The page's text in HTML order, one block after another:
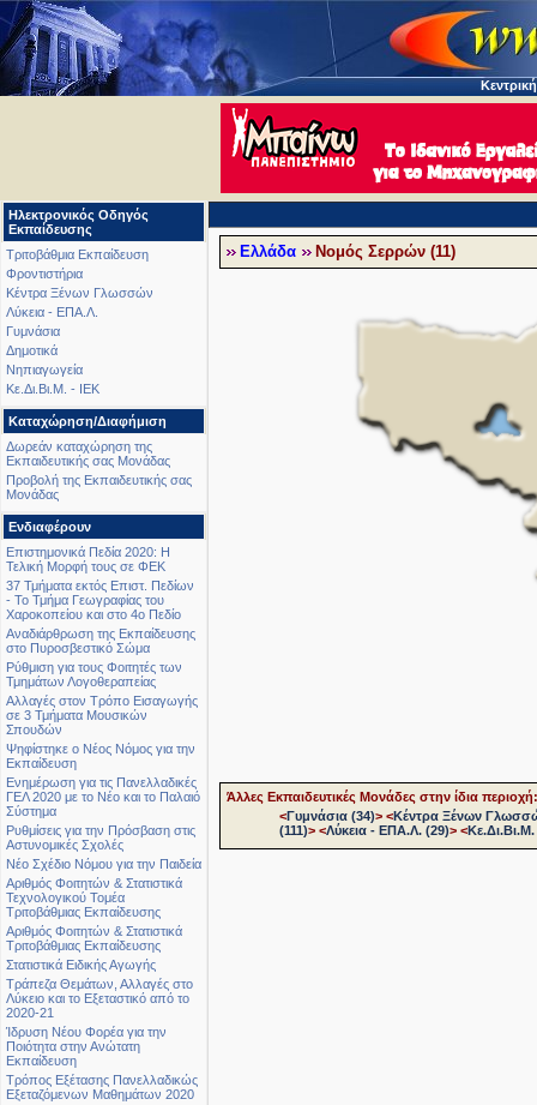
Ηλεκτρονικός Οδηγός
Εκπαίδευσης
Τριτοβάθμια Εκπαίδευση
Φροντιστήρια
Κέντρα Ξένων Γλωσσών
Λύκεια - ΕΠΑ.Λ.
Γυμνάσια
Δημοτικά
Νηπιαγωγεία
Κε.Δι.Βι.Μ. - ΙΕΚ
Καταχώρηση/Διαφήμιση
Δωρεάν καταχώρηση της
Εκπαιδευτικής σας Μονάδας
Προβολή της Εκπαιδευτικής σας
Μονάδας
Ενδιαφέρουν
Επιστημονικά Πεδία 2020: Η
Τελική Μορφή τους σε ΦΕΚ
37 Τμήματα εκτός Επιστ. Πεδίων
- Το Τμήμα Γεωγραφίας του
Χαροκοπείου και στο 4ο Πεδίο
Αναδιάρθρωση της Εκπαίδευσης
στο Πυροσβεστικό Σώμα
Ρύθμιση για τους Φοιτητές των
Τμημάτων Λογοθεραπείας
Αλλαγές στον Τρόπο Εισαγωγής
σε 3 Τμήματα Μουσικών
Σπουδών
Ψηφίστηκε ο Νέος Νόμος για την
Εκπαίδευση
Ενημέρωση για τις Πανελλαδικές
ΓΕΛ 2020 με το Νέο και το Παλαιό
Σύστημα
Ρυθμίσεις για την Πρόσβαση στις
Αστυνομικές Σχολές
Νέο Σχέδιο Νόμου για την Παιδεία
Αριθμός Φοιτητών & Στατιστικά
Τεχνολογικού Τομέα
Τριτοβάθμιας Εκπαίδευσης
Αριθμός Φοιτητών & Στατιστικά
Τριτοβάθμιας Εκπαίδευσης
Στατιστικά Ειδικής Αγωγής
Τράπεζα Θεμάτων, Αλλαγές στο
Λύκειο και το Εξεταστικό από το
2020-21
Ίδρυση Νέου Φορέα για την
Ποιότητα στην Ανώτατη
Εκπαίδευση
Τρόπος Εξέτασης Πανελλαδικώς
Εξεταζόμενων Μαθημάτων 2020
Ελλάδα Νομός Σερρών (11)
Άλλες Εκπαιδευτικές Μονάδες στην ίδια περιοχή:
<Γυμνάσια (34)> <Κέντρα Ξένων
(111)> <Λύκεια - ΕΠΑ.Λ. (29)> <Κε.Δι.Βι.Μ.